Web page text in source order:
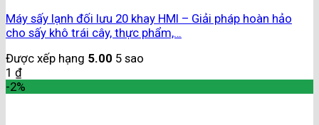
Máy sấy lạnh đối lưu 20 khay HMI – Giải pháp hoàn hảo
cho sấy khô trái cây, thực phẩm,…
Được xếp hạng 5.00 5 sao
1 ₫
-2%